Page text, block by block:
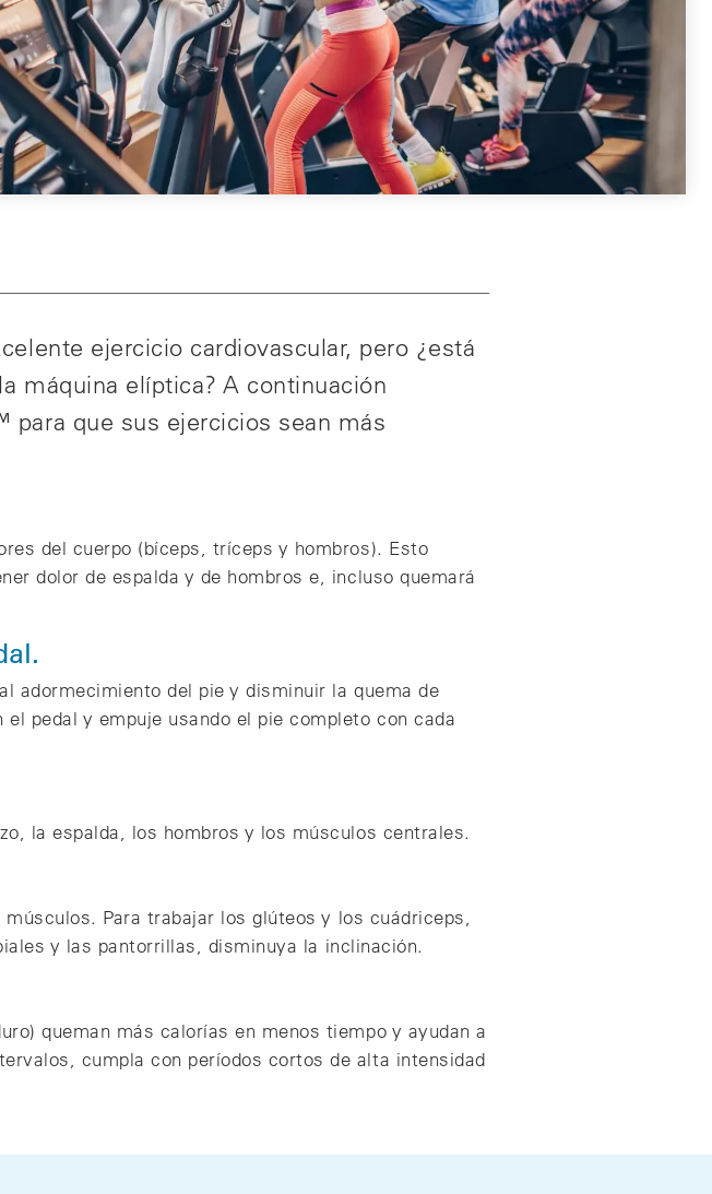
ejercicio cardiovascular, pero ¿está
máquina elíptica? A continuación
para que sus ejercicios sean más
del cuerpo (bíceps, tríceps y hombros). Esto
dolor de espalda y de hombros e, incluso quemará
adormecimiento del pie y disminuir la quema de
pedal y empuje usando el pie completo con cada
la espalda, los hombros y los músculos centrales.
Para trabajar los glúteos y los cuádriceps,
y las pantorrillas, disminuya la inclinación.
queman más calorías en menos tiempo y ayudan a
cumpla con períodos cortos de alta intensidad